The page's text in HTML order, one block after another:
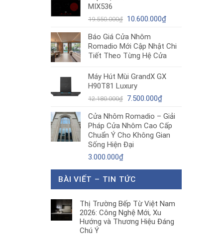
5.200.000₫.
MIX536
19.550.000₫ Giá
là:
19.550.000₫.
10.600.000₫Giá
là:
10.600.000₫.
Báo Giá Cửa Nhôm
Romadio Mới Cập Nhật Chi
Tiết Theo Từng Hệ Cửa
Máy Hút Mùi GrandX GX
H90T81 Luxury
12.180.000₫ Giá
là:
12.180.000₫.
7.500.000₫Giá
tại
là:
7.500.000₫.
Cửa Nhôm Romadio – Giải
Pháp Cửa Nhôm Cao Cấp
Chuẩn Ý Cho Không Gian
Sống Hiện Đại
3.000.000₫
BÀI VIẾT – TIN TỨC
Thị Trường Bếp Từ Việt Nam
2026: Công Nghệ Mới, Xu
Hướng và Thương Hiệu Đáng
Chú Ý